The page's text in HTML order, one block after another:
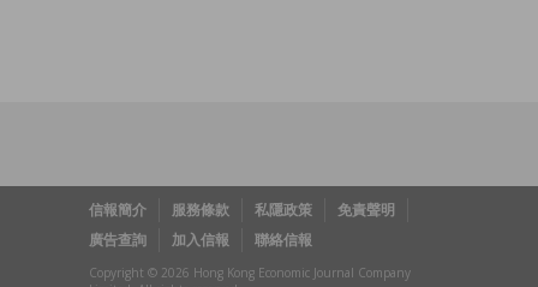
信報簡介 服務條款 私隱政策
免責聲明
廣告查詢
加入信報 聯絡信報
Copyright © 2026 Hong Kong Economic Journal Company